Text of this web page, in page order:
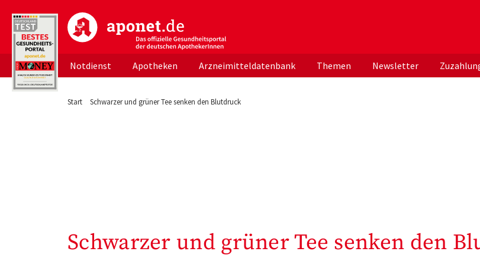
aponet.de - Das offizielle Gesundheitsportal der deutschen ApothekerInnen
Notdienst Apotheken Arzneimitteldatenbank Themen Newsletter
Start Schwarzer und grüner Tee senken den Blutdruck
Schwarzer und grüner Tee senken den